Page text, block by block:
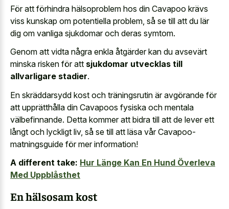
För att förhindra hälsoproblem hos din Cavapoo krävs
viss kunskap om potentiella problem, så se till att du lär
dig om vanliga sjukdomar och deras symtom.
Genom att vidta några enkla åtgärder kan du avsevärt
minska risken för att sjukdomar utvecklas till
allvarligare stadier.
En skräddarsydd kost och träningsrutin är avgörande för
att upprätthålla din Cavapoos fysiska och mentala
välbefinnande. Detta kommer att bidra till att de lever ett
långt och lyckligt liv, så se till att läsa vår Cavapoo-
matningsguide för mer information!
A different take: Hur Länge Kan En Hund Överleva
Med Uppblåsthet
En hälsosam kost